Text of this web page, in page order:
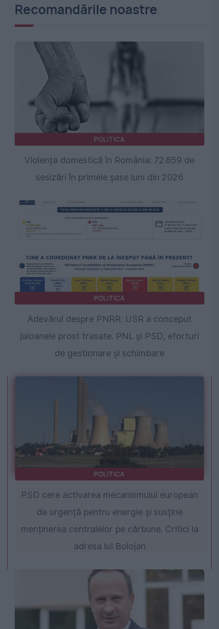
Recomandările noastre
POLITICA
Violența domestică în România: 72.859 de
sesizări în primele șase luni din 2026
POLITICA
Adevărul despre PNRR. USR a conceput
jaloanele prost trasate. PNL și PSD, eforturi
de gestionare și schimbare
POLITICA
PSD cere activarea mecanismului european
de urgență pentru energie și susține
menținerea centralelor pe cărbune. Critici la
adresa lui Bolojan